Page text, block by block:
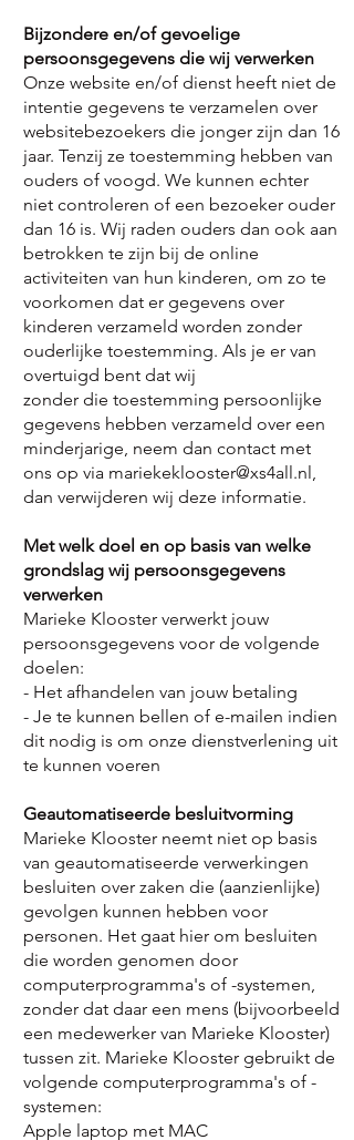
Bijzondere en/of gevoelige
persoonsgegevens die wij verwerken
Onze website en/of dienst heeft niet de
intentie gegevens te verzamelen over
websitebezoekers die jonger zijn dan 16
jaar. Tenzij ze toestemming hebben van
ouders of voogd. We kunnen echter
niet controleren of een bezoeker ouder
dan 16 is. Wij raden ouders dan ook aan
betrokken te zijn bij de online
activiteiten van hun kinderen, om zo te
voorkomen dat er gegevens over
kinderen verzameld worden zonder
ouderlijke toestemming. Als je er van
overtuigd bent dat wij
zonder die toestemming persoonlijke
gegevens hebben verzameld over een
minderjarige, neem dan contact met
ons op via mariekeklooster@xs4all.nl,
dan verwijderen wij deze informatie.
Met welk doel en op basis van welke
grondslag wij persoonsgegevens
verwerken
Marieke Klooster verwerkt jouw
persoonsgegevens voor de volgende
doelen:
- Het afhandelen van jouw betaling
- Je te kunnen bellen of e-mailen indien
dit nodig is om onze dienstverlening uit
te kunnen voeren
Geautomatiseerde besluitvorming
Marieke Klooster neemt niet op basis
van geautomatiseerde verwerkingen
besluiten over zaken die (aanzienlijke)
gevolgen kunnen hebben voor
personen. Het gaat hier om besluiten
die worden genomen door
computerprogramma's of -systemen,
zonder dat daar een mens (bijvoorbeeld
een medewerker van Marieke Klooster)
tussen zit. Marieke Klooster gebruikt de
volgende computerprogramma's of -
systemen:
Apple laptop met MAC